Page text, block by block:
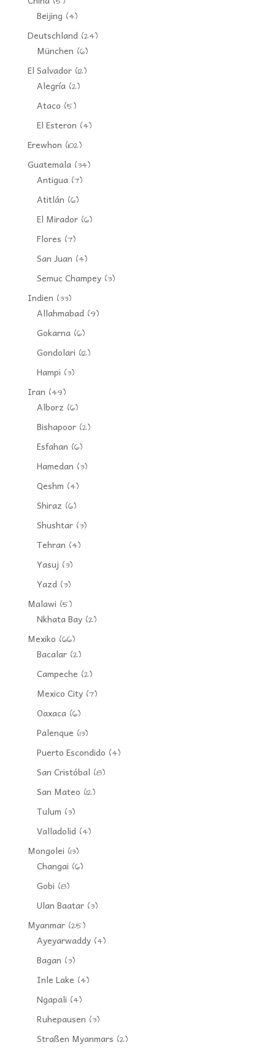
Beijing (4)
Deutschland(24)
München (6)
El Salvador(12)
Alegría(2)
Ataco (5)
El Esteron (4)
Erewhon (102)
Guatemala(34)
Antigua(7)
Atitlán (6)
El Mirador(6)
Flores (7)
San Juan (4)
Semuc Champey(3)
Indien (33)
Allahmabad(9)
Gokarna(6)
Gondolari (12)
Hampi (3)
Iran (49)
Alborz (6)
Bishapoor(2)
Esfahan (6)
Hamedan (3)
Qeshm (4)
Shiraz (6)
Shushtar(3)
Tehran (4)
Yasuj (3)
Yazd(3)
Malawi (5)
Nkhata Bay(2)
Mexiko (66)
Bacalar(2)
Campeche (2)
Mexico City(7)
Oaxaca(6)
Palenque (13)
Puerto Escondido (4)
San Cristóbal (8)
San Mateo (12)
Tulum (3)
Valladolid(4)
Mongolei (13)
Changai (6)
Gobi (8)
Ulan Baatar(3)
Myanmar(25)
Ayeyarwaddy(4)
Bagan (3)
Inle Lake (4)
Ngapali (4)
Ruhepausen (3)
Straßen Myanmars (2)